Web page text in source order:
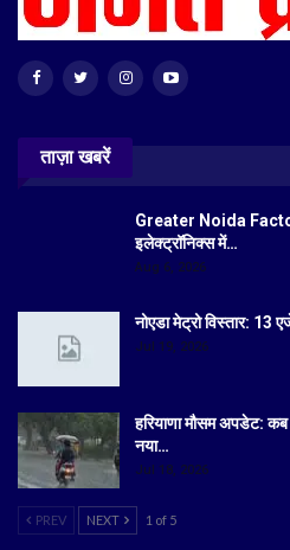
ताज़ा खबरें
Greater Noida
इलेक्ट्रॉनिक्स में…
Aug 6, 2026
नोएडा मेट्रो विस्तार:
Jul 19, 2026
हरियाणा मौसम अपडेट: कब
नया…
Jul 18, 2026
PREV NEXT 1 of 5